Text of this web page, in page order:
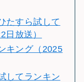
たすら試して
日放送）
キング（2025
してランキン